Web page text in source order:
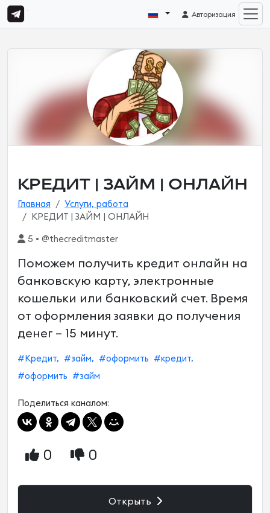
Авторизация
КРЕДИТ | ЗАЙМ | ОНЛАЙН
Главная
Услуги, работа
КРЕДИТ | ЗАЙМ | ОНЛАЙН
5 • @thecreditmaster
Поможем получить кредит онлайн на
банковскую карту, электронные
кошельки или банковский счет. Время
от оформления заявки до получения
денег – 15 минут.
#Кредит, #займ, #оформить
#кредит,
#оформить
#займ
Поделиться каналом:
0 0
Открыть